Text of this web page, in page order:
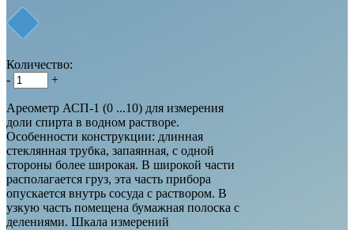
Количество:
-
+
Ареометр АСП-1 (0 ...10) для измерения
доли спирта в водном растворе.
Особенности конструкции: длинная
стеклянная трубка, запаянная, с одной
стороны более широкая. В широкой части
располагается груз, эта часть прибора
опускается внутрь сосуда с раствором. В
узкую часть помещена бумажная полоска с
делениями. Шкала измерений